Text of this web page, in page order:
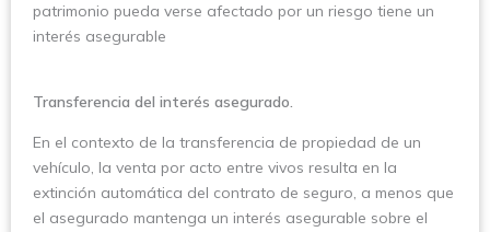
patrimonio pueda verse afectado por un riesgo tiene un
interés asegurable
Transferencia del interés asegurado.
En el contexto de la transferencia de propiedad de un
vehículo, la venta por acto entre vivos resulta en la
extinción automática del contrato de seguro, a menos que
el asegurado mantenga un interés asegurable sobre el